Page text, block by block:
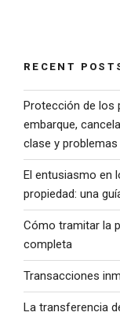
RECENT
Protección de los
embarque,
clase y
El entusiasmo en
propiedad: una
Cómo tramitar la
completa
Transacciones
La transferencia